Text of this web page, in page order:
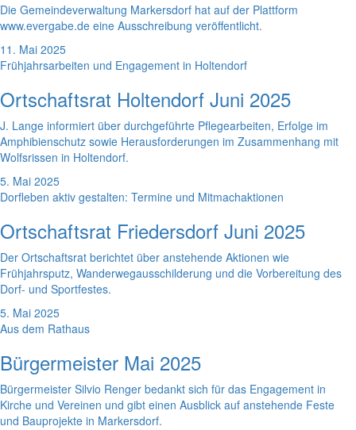
Die Gemeindeverwaltung Markersdorf hat auf der Plattform
www.evergabe.de eine Ausschreibung veröffentlicht.
11. Mai 2025
Frühjahrsarbeiten und Engagement in Holtendorf
Ortschaftsrat Holtendorf Juni 2025
J. Lange informiert über durchgeführte Pflegearbeiten, Erfolge im
Amphibienschutz sowie Herausforderungen im Zusammenhang mit
Wolfsrissen in Holtendorf.
5. Mai 2025
Dorfleben aktiv gestalten: Termine und Mitmachaktionen
Ortschaftsrat Friedersdorf Juni 2025
Der Ortschaftsrat berichtet über anstehende Aktionen wie
Frühjahrsputz, Wanderwegausschilderung und die Vorbereitung des
Dorf- und Sportfestes.
5. Mai 2025
Aus dem Rathaus
Bürgermeister Mai 2025
Bürgermeister Silvio Renger bedankt sich für das Engagement in
Kirche und Vereinen und gibt einen Ausblick auf anstehende Feste
und Bauprojekte in Markersdorf.